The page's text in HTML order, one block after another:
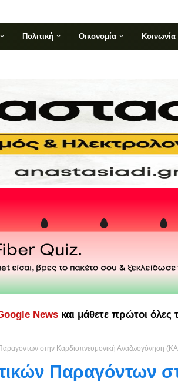
Πολιτική Οικονομία Κοινωνία
News και μάθετε πρώτοι όλες
στην Καρδιοπνευμονική Αναζωογόνηση
Παραγόντων